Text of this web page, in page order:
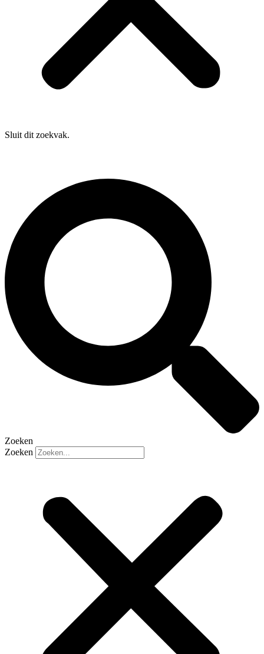
Sluit dit zoekvak.
Zoeken
Zoeken